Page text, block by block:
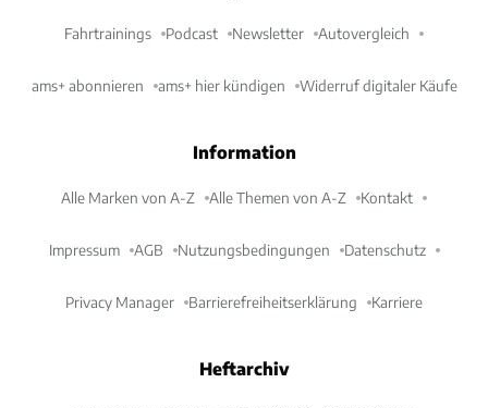
Fahrtrainings Podcast Newsletter Autovergleich
ams+ abonnieren ams+ hier kündigen Widerruf digitaler Käufe
Information
Alle Marken von A-Z Alle Themen von A-Z Kontakt
Impressum AGB Nutzungsbedingungen Datenschutz
Privacy Manager Barrierefreiheitserklärung Karriere
Heftarchiv